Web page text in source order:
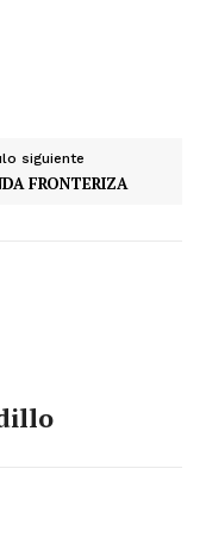
siguiente
FRONTERIZA